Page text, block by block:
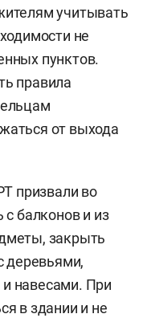
учитывать
не
пунктов.
правила
от выхода
призвали во
с балконов и из
закрыть
деревьями,
навесами. При
в здании и не